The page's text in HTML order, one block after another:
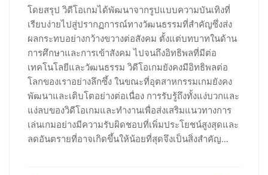
โดยสรุป วิดีโอเกมได้พัฒนาจากรูปแบบความบันเทิงที่
เรียบง่ายไปสู่ปรากฏการณ์ทางวัฒนธรรมที่สำคัญซึ่งส่ง
ผลกระทบอย่างกว้างขวางต่อสังคม ตั้งแต่บทบาทในด้าน
การศึกษาและการเข้าสังคม ไปจนถึงอิทธิพลที่มีต่อ
เทคโนโลยีและวัฒนธรรม วิดีโอเกมยังคงมีอิทธิพลต่อ
โลกของเราอย่างลึกซึ้ง ในขณะที่อุตสาหกรรมเกมยังคง
พัฒนาและเติบโตอย่างต่อเนื่อง การรับรู้ถึงทั้งแง่บวกและ
แง่ลบของวิดีโอเกมและทำงานเพื่อส่งเสริมแนวทางการ
เล่นเกมอย่างมีความรับผิดชอบที่เพิ่มประโยชน์สูงสุดและ
ลดอันตรายที่อาจเกิดขึ้นให้น้อยที่สุดจึงเป็นสิ่งสำคัญ…